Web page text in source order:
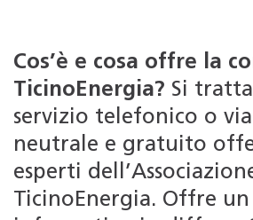
Cos’è e cosa offre la
TicinoEnergia? Si
servizio telefonico o via
neutrale e gratuito
esperti
TicinoEnergia. Offre